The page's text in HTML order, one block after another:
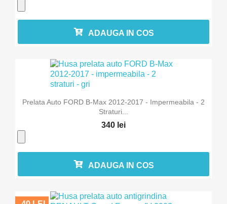
ADAUGA IN COS
Prelata Auto FORD B-Max 2012-2017 - Impermeabila - 2
Straturi...
340 lei
ADAUGA IN COS